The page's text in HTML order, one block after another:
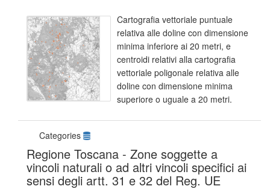
Cartografia vettoriale puntuale
relativa alle doline con dimensione
minima inferiore ai 20 metri, e
centroidi relativi alla cartografia
vettoriale poligonale relativa alle
doline con dimensione minima
superiore o uguale a 20 metri.
Categories
Regione Toscana - Zone soggette a
vincoli naturali o ad altri vincoli specifici ai
sensi degli artt. 31 e 32 del Reg. UE